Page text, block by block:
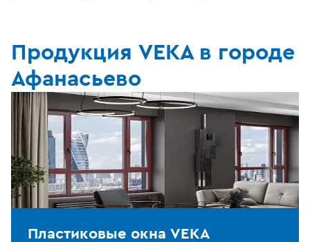
Продукция VEKA в городе
Афанасьево
Пластиковые окна VEKA